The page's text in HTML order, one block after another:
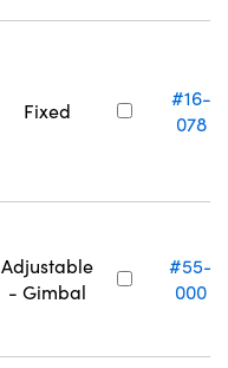
Fixed
#16-
078
Adjustable
- Gimbal
#55-
000